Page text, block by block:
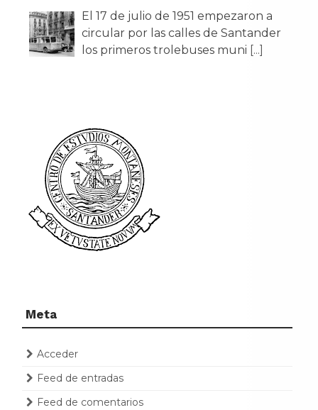
El 17 de julio de 1951 empezaron a
circular por las calles de Santander
los primeros trolebuses muni [...]
Meta
Acceder
Feed de entradas
Feed de comentarios